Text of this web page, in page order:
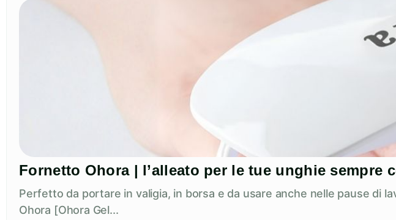
Fornetto Ohora | l’alleato per le tue unghie sempre
Perfetto da portare in valigia, in borsa e da usare anche nelle pause di
Ohora [Ohora Gel...